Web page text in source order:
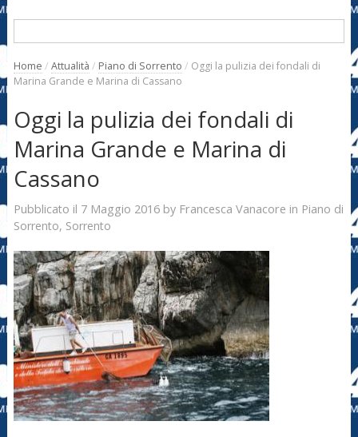
Home / Attualità / Piano di Sorrento / Oggi la pulizia dei fondali di
Marina Grande e Marina di Cassano
Oggi la pulizia dei fondali di
Marina Grande e Marina di
Cassano
Pubblicato il 7 Maggio 2016by Francesca Vanacore in Piano di
Sorrento, Sorrento